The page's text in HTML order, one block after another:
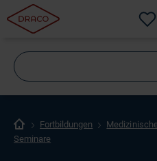
Fortbildungen
Seminare